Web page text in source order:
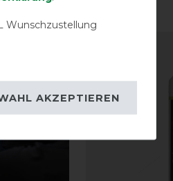
Wunschzustellung
AKZEPTIEREN